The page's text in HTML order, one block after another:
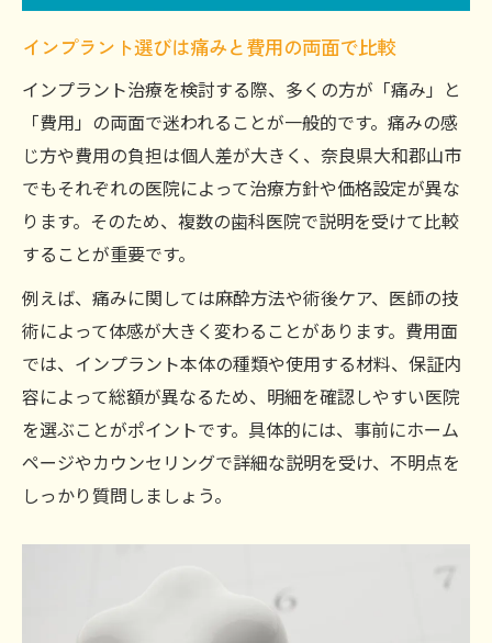
インプラント選びは痛みと費用の両面で比較
インプラント治療を検討する際、多くの方が「痛み」と
「費用」の両面で迷われることが一般的です。痛みの感
じ方や費用の負担は個人差が大きく、奈良県大和郡山市
でもそれぞれの医院によって治療方針や価格設定が異な
ります。そのため、複数の歯科医院で説明を受けて比較
することが重要です。
例えば、痛みに関しては麻酔方法や術後ケア、医師の技
術によって体感が大きく変わることがあります。費用面
では、インプラント本体の種類や使用する材料、保証内
容によって総額が異なるため、明細を確認しやすい医院
を選ぶことがポイントです。具体的には、事前にホーム
ページやカウンセリングで詳細な説明を受け、不明点を
しっかり質問しましょう。